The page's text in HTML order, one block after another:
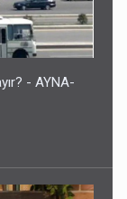
- AYNA-